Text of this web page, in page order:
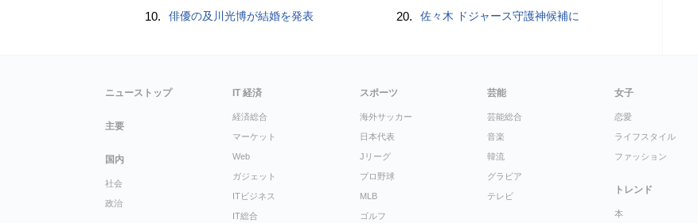
10. 俳優の及川光博が結婚を発表 20. 佐々木 ドジャース守護神候補に
ニューストップ
主要
国内
社会
政治
IT 経済
経済総合
マーケット
Web
ガジェット
ITビジネス
IT総合
スポーツ
海外サッカー
日本代表
Jリーグ
プロ野球
MLB
ゴルフ
芸能
芸能総合
音楽
韓流
グラビア
テレビ
女子
恋愛
ライフスタイル
ファッション
トレンド
本